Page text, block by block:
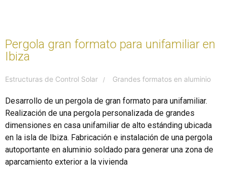
Pergola gran formato para unifamiliar en
Ibiza
Estructuras de Control Solar / Grandes formatos en aluminio
Desarrollo de un pergola de gran formato para unifamiliar.
Realización de una pergola personalizada de grandes
dimensiones en casa unifamiliar de alto estánding ubicada
en la isla de Ibiza. Fabricación e instalación de una pergola
autoportante en aluminio soldado para generar una zona de
aparcamiento exterior a la vivienda